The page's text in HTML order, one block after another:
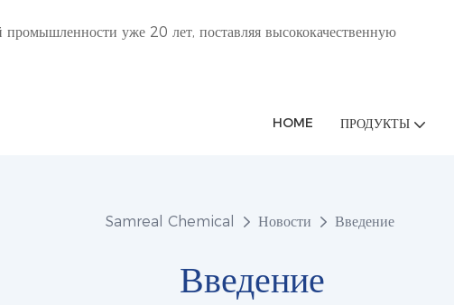
уже 20 лет, поставляя высококачественную
HOME ПРОДУКТЫ
Samreal Chemical Новости Введение
Введение